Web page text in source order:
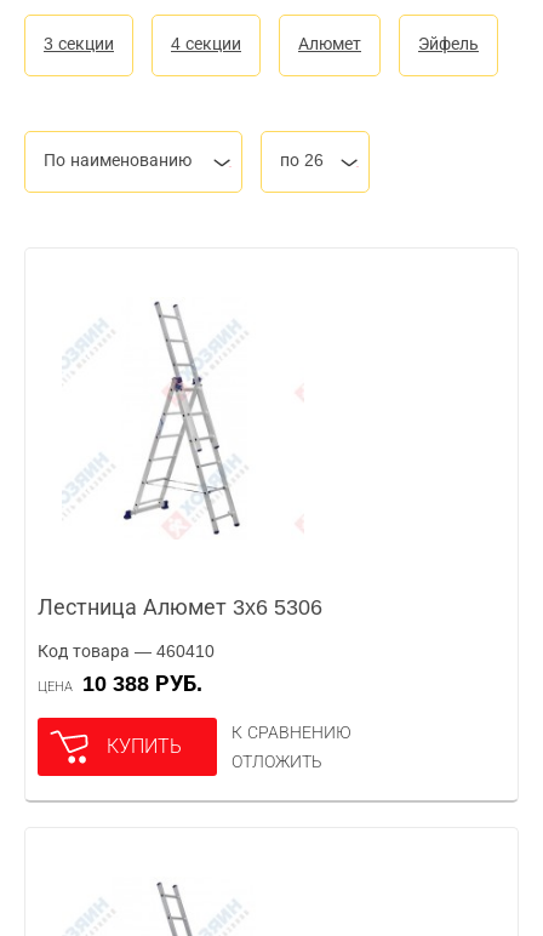
3 секции 4 секции Алюмет Эйфель
По наименованию по 26
Лестница Алюмет 3x6 5306
Код товара — 460410
ЦЕНА 10 388 РУБ.
КУПИТЬ
К СРАВНЕНИЮ
ОТЛОЖИТЬ